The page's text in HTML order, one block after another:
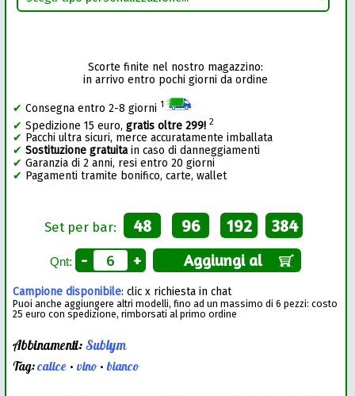
Scorte finite nel nostro magazzino:
in arrivo entro pochi giorni da ordine
✔ Consegna entro 2-8 giorni 1
✔ Spedizione 15 euro,gratis oltre 299! 2
✔ Pacchi ultra sicuri, merce accuratamente imballata
✔ Sostituzione gratuitain caso di danneggiamenti
✔ Garanzia di 2 anni, resi entro 20 giorni
✔ Pagamenti tramite bonifico, carte, wallet
Set per bar: 48 96 192 384
Qnt: - + Aggiungi al
Campione disponibile: clic x richiesta in chat
Puoi anche aggiungere altri modelli, fino ad un massimo di 6 pezzi: costo
25 euro con spedizione, rimborsati al primo ordine
Abbinamenti:Sublym
Tag:calice •vino•bianco